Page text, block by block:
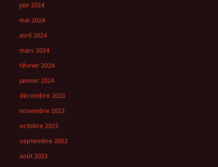
juin 2024
mai 2024
avril 2024
mars 2024
février 2024
janvier 2024
décembre 2023
novembre 2023
octobre 2023
septembre 2023
août 2023